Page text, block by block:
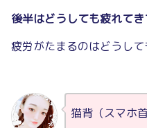
後半はどうしても疲れて
疲労がたまるのはどうし
猫背（スマホ